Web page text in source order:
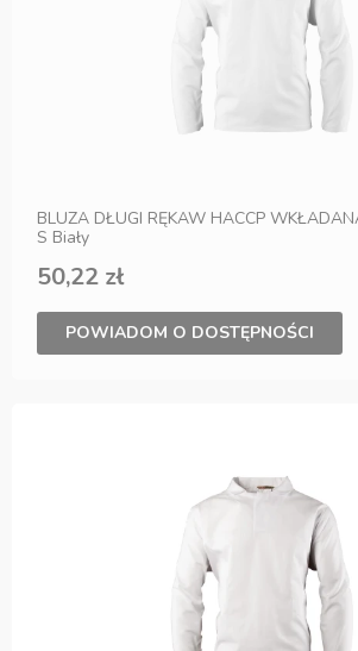
BLUZA DŁUGI RĘKAW HACCP
S Biały
50,22 zł
POWIADOM O DOSTĘPNOŚCI